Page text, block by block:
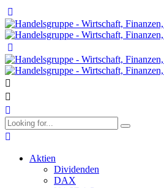
Aktien
Dividenden
DAX